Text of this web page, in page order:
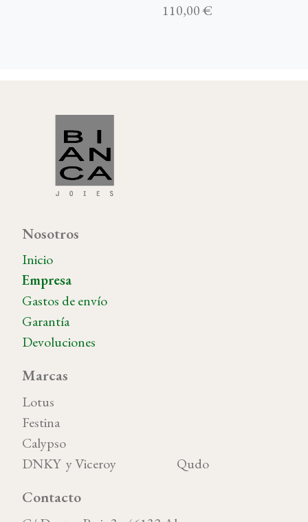
110,00 €
Nosotros
Inicio
Empresa
Gastos de envío
Garantía
Devoluciones
Marcas
Lotus
Festina
Calypso
DNKY y Viceroy Qudo
Contacto